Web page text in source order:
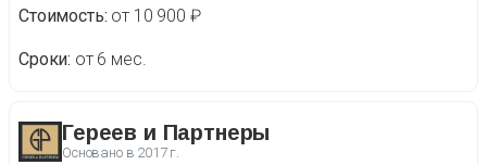
Стоимость от 10 900 ₽
Сроки от 6 мес.
Гереев и Партнеры
Основано в 2017 г.